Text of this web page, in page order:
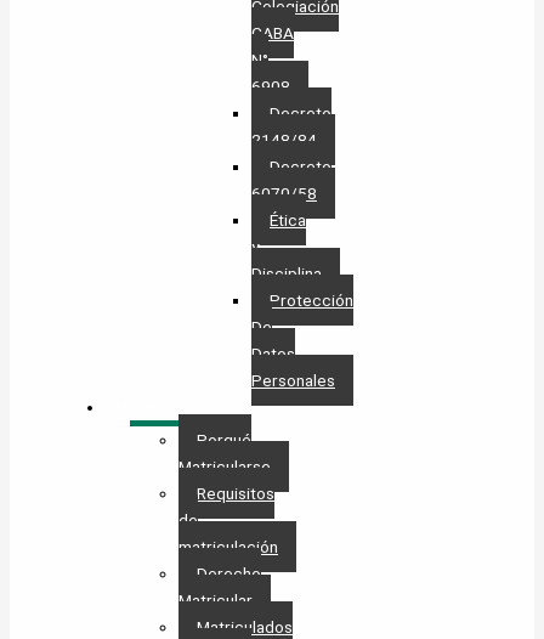
Colegiación
CABA
N°
6908
Decreto
2148/84
Decreto
6070/58
Ética
y
Disciplina
Protección
De
Datos
Personales​
Porqué
Matricularse
Requisitos
de
matriculación
Derecho
Matricular
Matriculados